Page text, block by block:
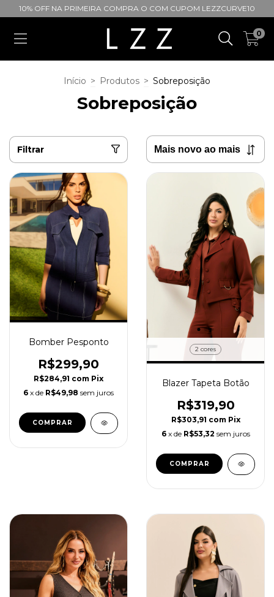
10% OFF NA PRIMEIRA COMPRA O COM CUPOM LEZZCURVE10
0
Início > Produtos > Sobreposição
Sobreposição
Filtrar
Bomber Pesponto
R$299,90
R$284,91 com Pix
6 x de R$49,98 sem juros
COMPRAR
2 cores
Blazer Tapeta Botão
R$319,90
R$303,91 com Pix
6 x de R$53,32 sem juros
COMPRAR